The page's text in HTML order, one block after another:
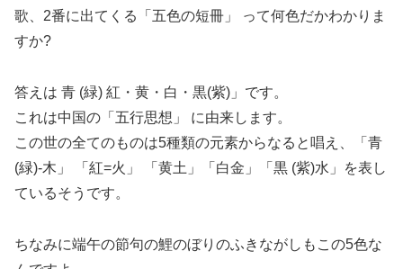
歌、2番に出てくる「五色の短冊」 って何色だかわかりま
すか?
答えは 青 (緑) 紅・黄・白・黒(紫)」です。
これは中国の「五行思想」 に由来します。
この世の全てのものは5種類の元素からなると唱え、「青
(緑)-木」 「紅=火」 「黄土」「白金」「黒 (紫)水」を表し
ているそうです。
ちなみに端午の節句の鯉のぼりのふきながしもこの5色な